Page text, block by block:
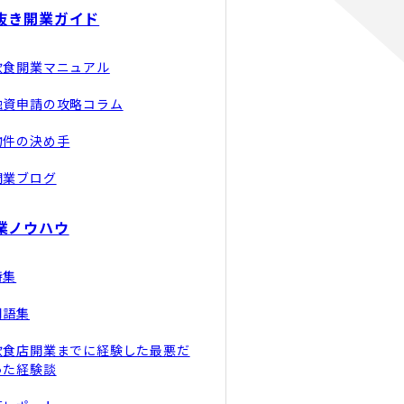
き開業ガイド
開業マニュアル
申請の攻略コラム
の決め手
ブログ
ノウハウ
集
店開業までに経験した最悪だ
経験談